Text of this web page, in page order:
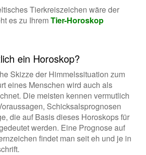
Tierkreiszeichen wäre der
es zu Ihrem Tier-Horoskop
ein Horoskop?
Skizze der Himmelssituation zum
eines Menschen wird auch als
Die meisten kennen vermutlich
Schicksalsprognosen
die auf Basis dieses Horoskops für
werden. Eine Prognose auf
findet man seit eh und je in